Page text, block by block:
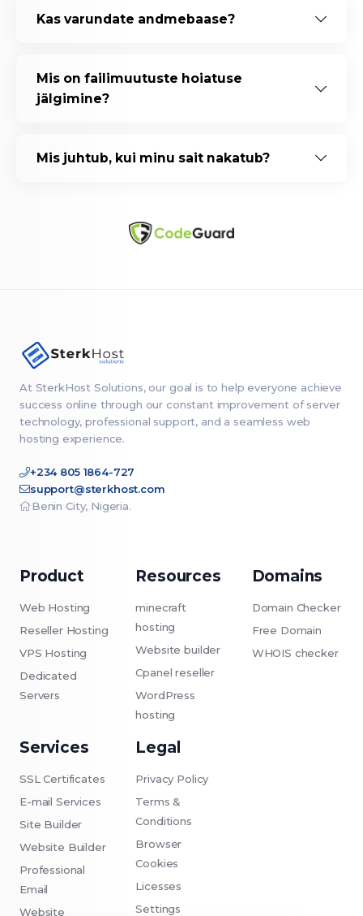
Kas varundate andmebaase?
Mis on failimuutuste hoiatuse
jälgimine?
Mis juhtub, kui minu sait nakatub?
At SterkHost Solutions, our goal is to help everyone achieve
success online through our constant improvement of server
technology, professional support, and a seamless web
hosting experience.
+234 805 1864-727
support@sterkhost.com
Benin City, Nigeria.
Product
Web Hosting
Reseller Hosting
VPS Hosting
Dedicated
Servers
Resources
minecraft
hosting
Website builder
Cpanel reseller
WordPress
hosting
Domains
Domain Checker
Free Domain
WHOIS checker
Services
SSL Certificates
E-mail Services
Site Builder
Website Builder
Professional
Email
Website
Legal
Privacy Policy
Terms &
Conditions
Browser
Cookies
Licesses
Settings